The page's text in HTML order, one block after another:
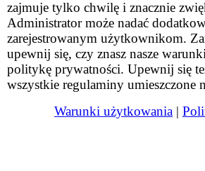
zajmuje tylko chwilę i znacznie
Administrator może nadać
zarejestrowanym użytkownikom.
upewnij się, czy znasz nasze
politykę prywatności. Upewnij się
wszystkie regulaminy umieszczone
Warunki użytkowania |